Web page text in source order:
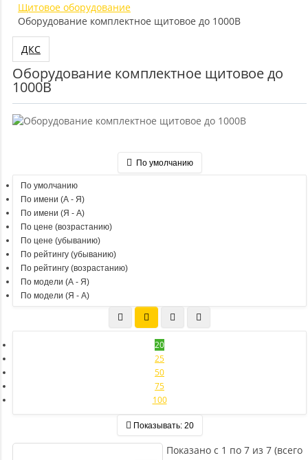
Щитовое оборудование
Оборудование комплектное щитовое до 1000В
ДКС
Оборудование комплектное щитовое до
1000В
По умолчанию
По умолчанию
По имени (A - Я)
По имени (Я - A)
По цене (возрастанию)
По цене (убыванию)
По рейтингу (убыванию)
По рейтингу (возрастанию)
По модели (A - Я)
По модели (Я - A)
20
25
50
75
100
Показывать: 20
Показано с 1 по 7 из 7 (всего